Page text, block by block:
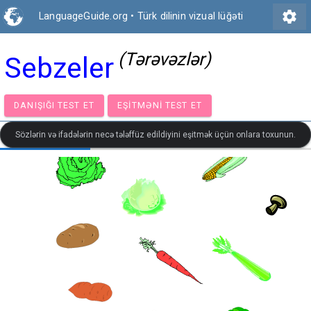
LanguageGuide.org • Türk dilinin vizual lüğəti settings
Sebzeler (Tərəvəzlər)
DANIŞIĞI TEST ET EŞITMƏNI TEST ET
Sözlərin və ifadələrin necə tələffüz edildiyini eşitmək üçün onlara toxunun.